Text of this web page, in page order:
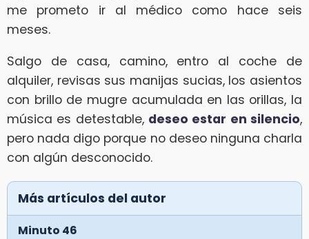
me prometo ir al médico como hace seis
meses.
Salgo de casa, camino, entro al coche de
alquiler, revisas sus manijas sucias, los asientos
con brillo de mugre acumulada en las orillas, la
música es detestable, deseo estar en silencio,
pero nada digo porque no deseo ninguna charla
con algún desconocido.
Más artículos del autor
Minuto 46